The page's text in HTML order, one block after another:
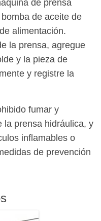
de prensa
de aceite de
alimentación.
la prensa, agregue
y la pieza de
y registre la
fumar y
la prensa hidráulica, y
inflamables o
de prevención